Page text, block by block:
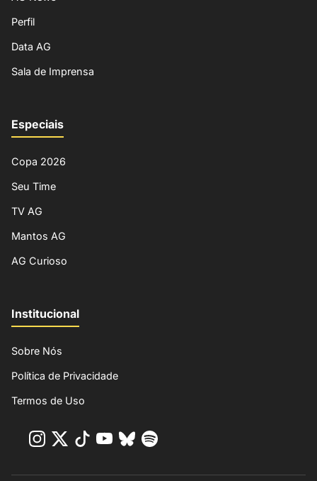
Perfil
Data AG
Sala de Imprensa
Especiais
Copa 2026
Seu Time
TV AG
Mantos AG
AG Curioso
Institucional
Sobre Nós
Política de Privacidade
Termos de Uso